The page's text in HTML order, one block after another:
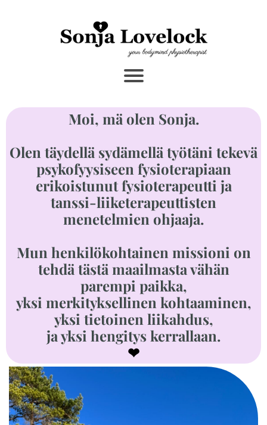
Moi, mä olen Sonja.
Olen täydellä sydämellä työtäni tekevä
psykofyysiseen fysioterapiaan
erikoistunut fysioterapeutti ja
tanssi-liiketerapeuttisten
menetelmien ohjaaja.
Mun henkilökohtainen missioni on
tehdä tästä maailmasta vähän
parempi paikka,
yksi merkityksellinen kohtaaminen,
yksi tietoinen liikahdus,
ja yksi hengitys kerrallaan.
❤︎